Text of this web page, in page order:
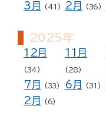
3月 (41) 2月 (36)
2025年
12月
(34)
11月
(28)
7月 (33) 6月 (31)
2月 (6)